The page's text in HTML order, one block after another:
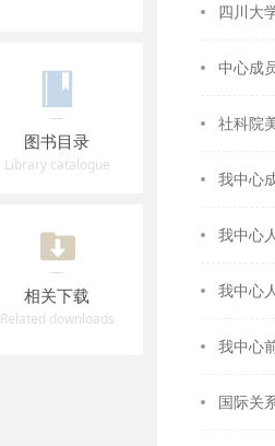
图书目录
Library catalogue
相关下载
Related downloads
四川大
中心成
社科院
我中心
我中心
我中心
我中心
国际关